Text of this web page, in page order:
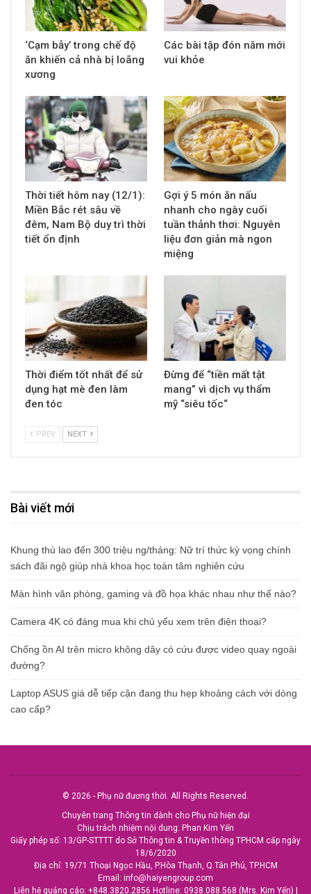
‘Cạm bẫy’ trong chế độ
ăn khiến cả nhà bị loãng
xương
Các bài tập đón năm mới
vui khỏe
Thời tiết hôm nay (12/1):
Miền Bắc rét sâu về
đêm, Nam Bộ duy trì thời
tiết ổn định
Gợi ý 5 món ăn nấu
nhanh cho ngày cuối
tuần thảnh thơi: Nguyên
liệu đơn giản mà ngon
miệng
Thời điểm tốt nhất để sử
dụng hạt mè đen làm
đen tóc
Đừng để “tiền mất tật
mang” vì dịch vụ thẩm
mỹ “siêu tốc“
PREV NEXT
Bài viết mới
Khung thù lao đến 300 triệu ng/tháng: Nữ trí thức kỳ vọng chính
sách đãi ngộ giúp nhà khoa học toàn tâm nghiên cứu
Màn hình văn phòng, gaming và đồ họa khác nhau như thế nào?
Camera 4K có đáng mua khi chủ yếu xem trên điện thoại?
Chống ồn AI trên micro không dây có cứu được video quay ngoài
đường?
Laptop ASUS giá dễ tiếp cận đang thu hẹp khoảng cách với dòng
cao cấp?
© 2026 - Phụ nữ đương thời. All Rights Reserved.
Chuyên trang Thông tin dành cho Phụ nữ hiện đại
Chịu trách nhiệm nội dung: Phan Kim Yến
Giấy phép số: 13/GP-STTTT do Sở Thông tin & Truyền thông TPHCM cấp ngày
18/6/2020
Địa chỉ: 19/71 Thoại Ngọc Hầu, P.Hòa Thạnh, Q.Tân Phú, TP.HCM
Email: info@haiyengroup.com
Liên hệ quảng cáo: +848.3820.2856 Hotline: 0938.088.568 (Mrs. Kim Yến)